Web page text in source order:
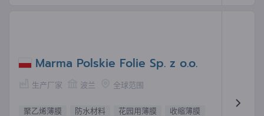
Marma Polskie Folie Sp. z o.o.
生产厂家 波兰 全球范围
聚乙烯薄膜 防水材料 花园用薄膜
收缩薄膜